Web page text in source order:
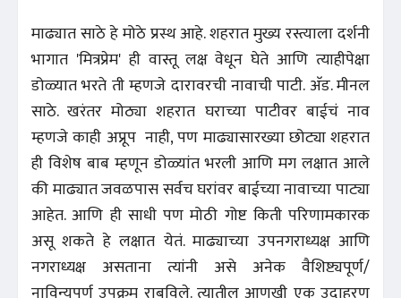
माढ्यात साठे हे मोठे प्रस्थ आहे. शहरात मुख्य रस्त्याला दर्शनी
भागात 'मित्रप्रेम' ही वास्तू लक्ष वेधून घेते आणि त्याहीपेक्षा
डोळ्यात भरते ती म्हणजे दारावरची नावाची पाटी. अ‍ॅड. मीनल
साठे. खरंतर मोठ्या शहरात घराच्या पाटीवर बाईचं नाव
म्हणजे काही अप्रूप नाही, पण माढ्यासारख्या छोट्या शहरात
ही विशेष बाब म्हणून डोळ्यांत भरली आणि मग लक्षात आले
की माढ्यात जवळपास सर्वच घरांवर बाईच्या नावाच्या पाट्या
आहेत. आणि ही साधी पण मोठी गोष्ट किती परिणामकारक
असू शकते हे लक्षात येतं. माढ्याच्या उपनगराध्यक्ष आणि
नगराध्यक्ष असताना त्यांनी असे अनेक वैशिष्ट्यपूर्ण/